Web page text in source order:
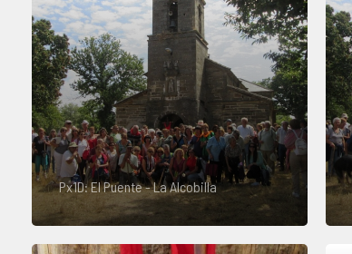
Px1D: El Puente - La Alcobilla